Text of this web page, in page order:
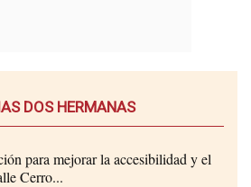
DOS HERMANAS
para mejorar la accesibilidad y el
Cerro...